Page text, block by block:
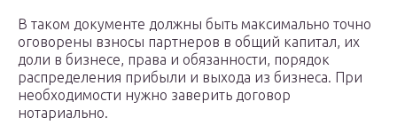
В таком документе должны быть максимально точно
оговорены взносы партнеров в общий капитал, их
доли в бизнесе, права и обязанности, порядок
распределения прибыли и выхода из бизнеса. При
необходимости нужно заверить договор
нотариально.